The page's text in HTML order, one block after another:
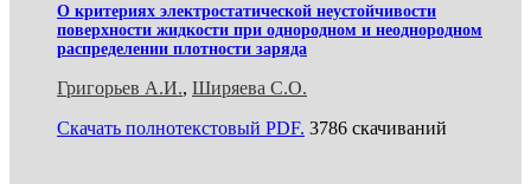
О критериях электростатической неустойчивости
поверхности жидкости при однородном и неоднородном
распределении плотности заряда
Григорьев А.И., Ширяева С.О.
Скачать полнотекстовый PDF. 3786 скачиваний